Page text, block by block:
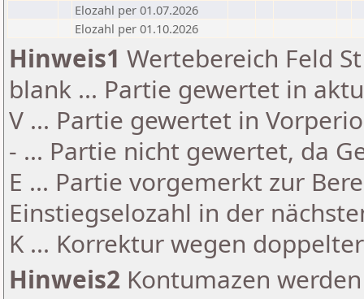
Elozahl per 01.07.2026
Elozahl per 01.10.2026
Hinweis1 Wertebereich Feld
blank ... Partie gewertet in
V ... Partie gewertet in
- ... Partie nicht gewertet, da
E ... Partie vorgemerkt zur
Einstiegselozahl in der
K ... Korrektur wegen
Hinweis2 Kontumazen